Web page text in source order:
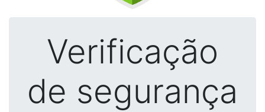
Verificação
de segurança